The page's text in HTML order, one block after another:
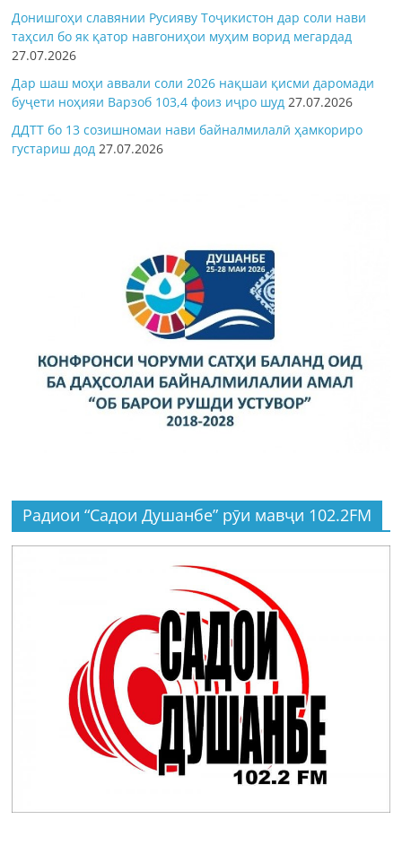
Донишгоҳи славянии Русияву Тоҷикистон дар соли нави
таҳсил бо як қатор навгониҳои муҳим ворид мегардад
27.07.2026
Дар шаш моҳи аввали соли 2026 нақшаи қисми даромади
буҷети ноҳияи Варзоб 103,4 фоиз иҷро шуд 27.07.2026
ДДТТ бо 13 созишномаи нави байналмилалӣ ҳамкориро
густариш дод 27.07.2026
Радиои “Садои Душанбе” рӯи мавҷи 102.2FM